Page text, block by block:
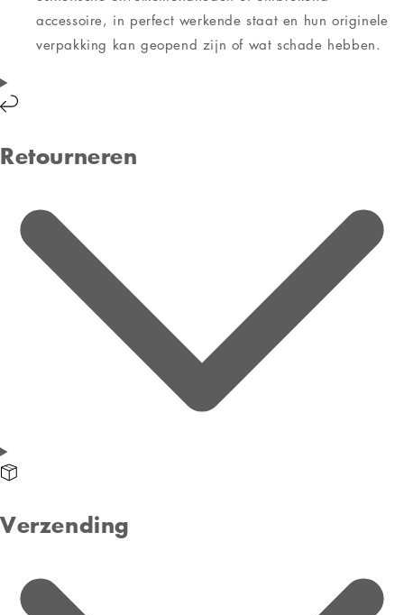
accessoire, in perfect werkende staat en hun originele
verpakking kan geopend zijn of wat schade hebben.
Retourneren
Verzending